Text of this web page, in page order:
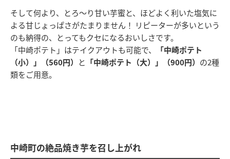
そして何より、とろ〜り甘い芋蜜と、ほどよく利いた塩気に
よる甘じょっぱさがたまりません！ リピーターが多いという
のも納得の、とってもクセになるおいしさです。
「中崎ポテト」はテイクアウトも可能で、
「中崎ポテト
（小）」（560円）
と 「中崎ポテト（大）」（900円） の2種
類をご用意。
中崎町の絶品焼き芋を召し上がれ